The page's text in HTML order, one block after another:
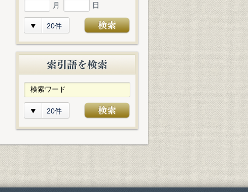
月 日
20件
20件